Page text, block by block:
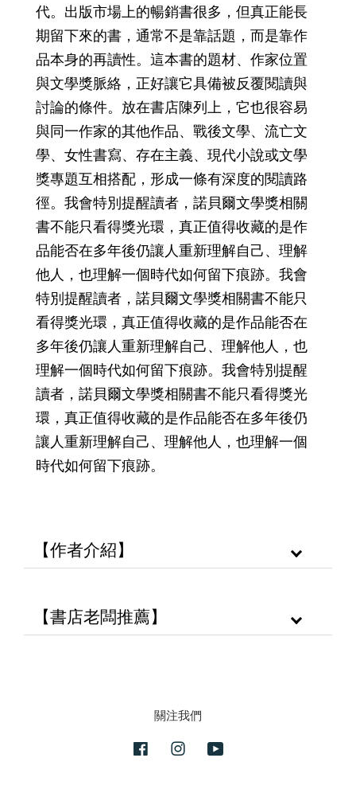
代。出版市場上的暢銷書很多，但真正能長
期留下來的書，通常不是靠話題，而是靠作
品本身的再讀性。這本書的題材、作家位置
與文學獎脈絡，正好讓它具備被反覆閱讀與
討論的條件。放在書店陳列上，它也很容易
與同一作家的其他作品、戰後文學、流亡文
學、女性書寫、存在主義、現代小說或文學
獎專題互相搭配，形成一條有深度的閱讀路
徑。我會特別提醒讀者，諾貝爾文學獎相關
書不能只看得獎光環，真正值得收藏的是作
品能否在多年後仍讓人重新理解自己、理解
他人，也理解一個時代如何留下痕跡。我會
特別提醒讀者，諾貝爾文學獎相關書不能只
看得獎光環，真正值得收藏的是作品能否在
多年後仍讓人重新理解自己、理解他人，也
理解一個時代如何留下痕跡。我會特別提醒
讀者，諾貝爾文學獎相關書不能只看得獎光
環，真正值得收藏的是作品能否在多年後仍
讓人重新理解自己、理解他人，也理解一個
時代如何留下痕跡。
【作者介紹】
【書店老闆推薦】
關注我們
FacebookInstagram